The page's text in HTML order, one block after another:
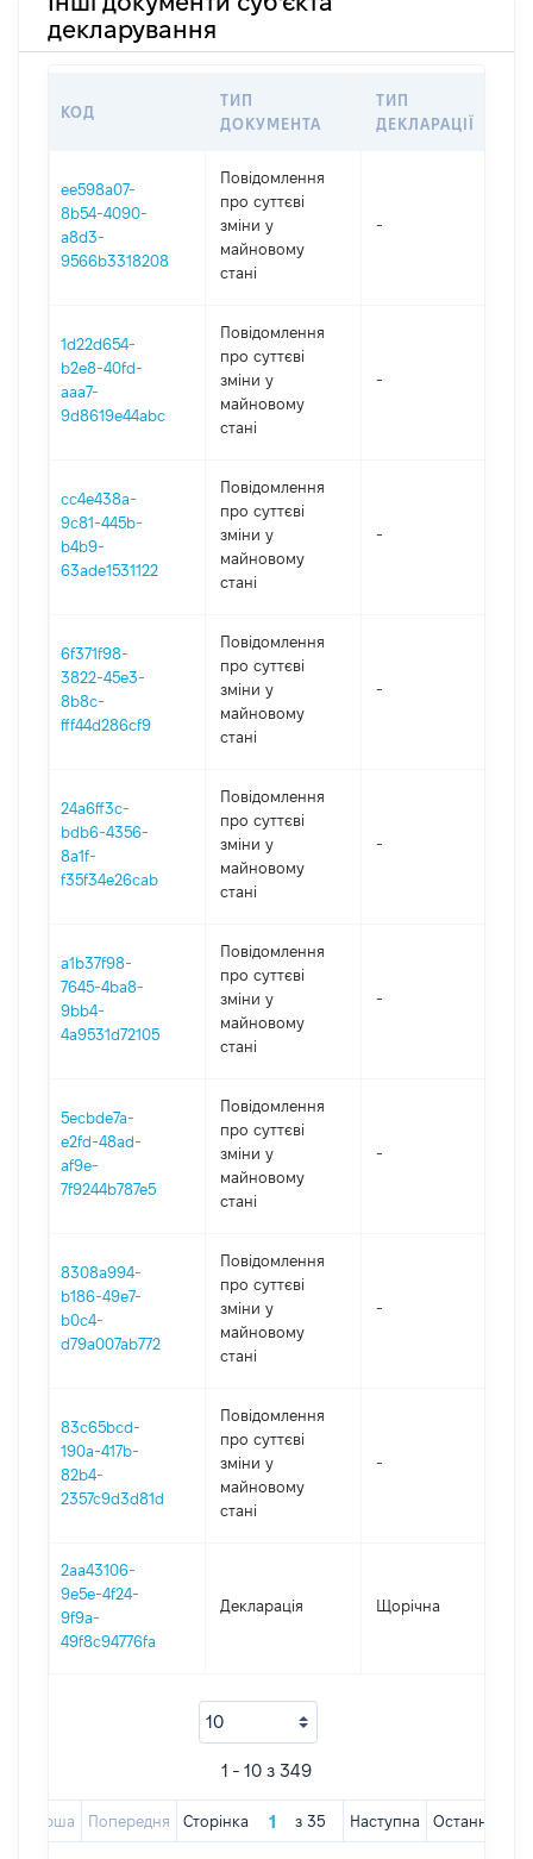
декларування
КОД
ТИП
ДОКУМЕНТА
ТИП
ДЕКЛАРАЦІЇ
ee598a07-
8b54-4090-
a8d3-
9566b3318208
Повідомлення
про суттєві
зміни y
майновому
стані
-
1d22d654-
b2e8-40fd-
aaa7-
9d8619e44abc
Повідомлення
про суттєві
зміни y
майновому
стані
-
cc4e438a-
9c81-445b-
b4b9-
63ade1531122
Повідомлення
про суттєві
зміни y
майновому
стані
-
6f371f98-
3822-45e3-
8b8c-
fff44d286cf9
Повідомлення
про суттєві
зміни y
майновому
стані
-
24a6ff3c-
bdb6-4356-
8a1f-
f35f34e26cab
Повідомлення
про суттєві
зміни y
майновому
стані
-
a1b37f98-
7645-4ba8-
9bb4-
4a9531d72105
Повідомлення
про суттєві
зміни y
майновому
стані
-
5ecbde7a-
e2fd-48ad-
af9e-
7f9244b787e5
Повідомлення
про суттєві
зміни y
майновому
стані
-
8308a994-
b186-49e7-
b0c4-
d79a007ab772
Повідомлення
про суттєві
зміни y
майновому
стані
-
83c65bcd-
190a-417b-
82b4-
2357c9d3d81d
Повідомлення
про суттєві
зміни y
майновому
стані
-
2aa43106-
9e5e-4f24-
9f9a-
49f8c94776fa
Декларація Щорічна
1 - 10 з 349
Перша Попередня Сторінка з 35 Наступна Остання